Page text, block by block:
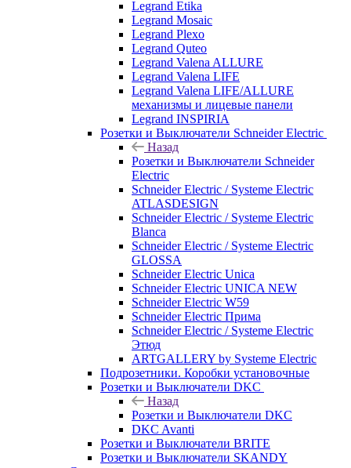
Legrand Etika
Legrand Mosaic
Legrand Plexo
Legrand Quteo
Legrand Valena ALLURE
Legrand Valena LIFE
Legrand Valena LIFE/ALLURE
механизмы и лицевые панели
Legrand INSPIRIA
Розетки и Выключатели Schneider Electric
Назад
Розетки и Выключатели Schneider
Electric
Schneider Electric / Systeme Electric
ATLASDESIGN
Schneider Electric / Systeme Electric
Blanca
Schneider Electric / Systeme Electric
GLOSSA
Schneider Electric Unica
Schneider Electric UNICA NEW
Schneider Electric W59
Schneider Electric Прима
Schneider Electric / Systeme Electric
Этюд
ARTGALLERY by Systeme Electric
Подрозетники. Коробки установочные
Розетки и Выключатели DKC
Назад
Розетки и Выключатели DKC
DKC Avanti
Розетки и Выключатели BRITE
Розетки и Выключатели SKANDY